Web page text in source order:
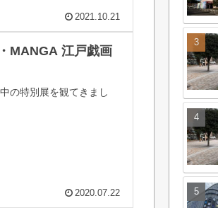
2021.10.21
MANGA 江戸戯画
の特別展を観てきまし
2020.07.22